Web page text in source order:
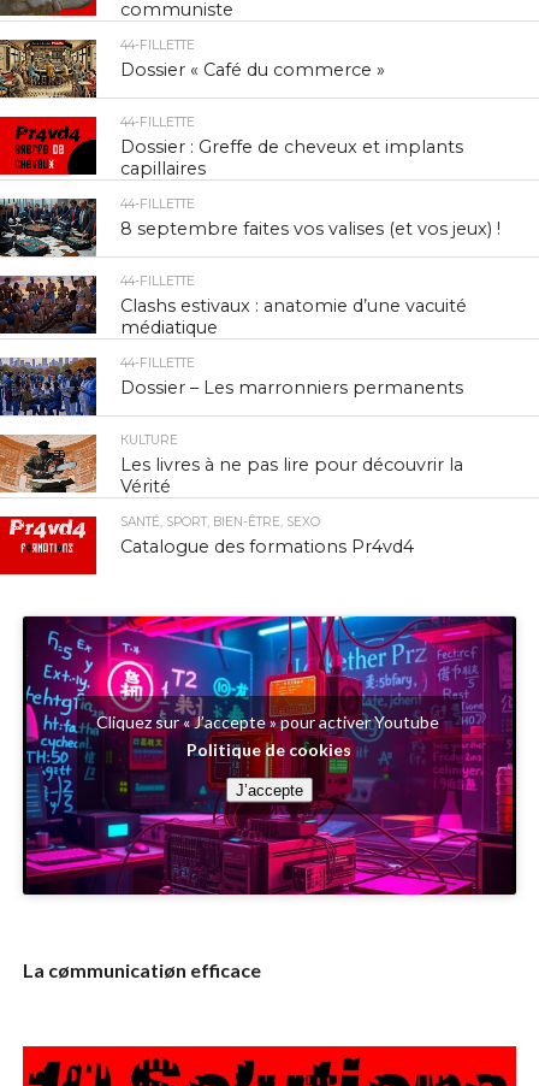
communiste
44-FILLETTE
Dossier « Café du commerce »
44-FILLETTE
Dossier : Greffe de cheveux et implants
capillaires
44-FILLETTE
8 septembre faites vos valises (et vos jeux) !
44-FILLETTE
Clashs estivaux : anatomie d’une vacuité
médiatique
44-FILLETTE
Dossier – Les marronniers permanents
КULTURE
Les livres à ne pas lire pour découvrir la
Vérité
SANTÉ, SPORT, BIEN-ÊTRE, SEXO
Catalogue des formations Pr4vd4
Cliquez sur « J’accepte » pour activer Youtube
Politique de cookies
J’accepte
La cømmunicatiøn efficace